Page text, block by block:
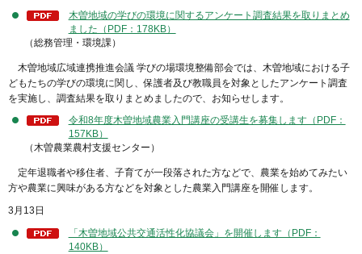
木曽地域の学びの環境に関するアンケート調査結果を取りまとめ
ました（PDF：178KB）
（総務管理・環境課）
木曽地域広域連携推進会議 学びの場環境整備部会では、木曽地域における子
どもたちの学びの環境に関し、保護者及び教職員を対象としたアンケート調査
を実施し、調査結果を取りまとめましたので、お知らせします。
令和8年度木曽地域農業入門講座の受講生を募集します（PDF：
157KB）
（木曽農業農村支援センター）
定年退職者や移住者、子育てが一段落された方などで、農業を始めてみたい
方や農業に興味がある方などを対象とした農業入門講座を開催します。
3月13日
「木曽地域公共交通活性化協議会」を開催します（PDF：
140KB）